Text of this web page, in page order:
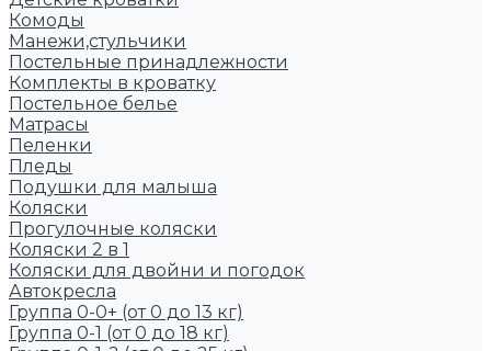
Комоды
Манежи,стульчики
Постельные принадлежности
Комплекты в кроватку
Постельное белье
Матрасы
Пеленки
Пледы
Подушки для малыша
Коляски
Прогулочные коляски
Коляски 2 в 1
Коляски для двойни и погодок
Автокресла
Группа 0-0+ (от 0 до 13 кг)
Группа 0-1 (от 0 до 18 кг)